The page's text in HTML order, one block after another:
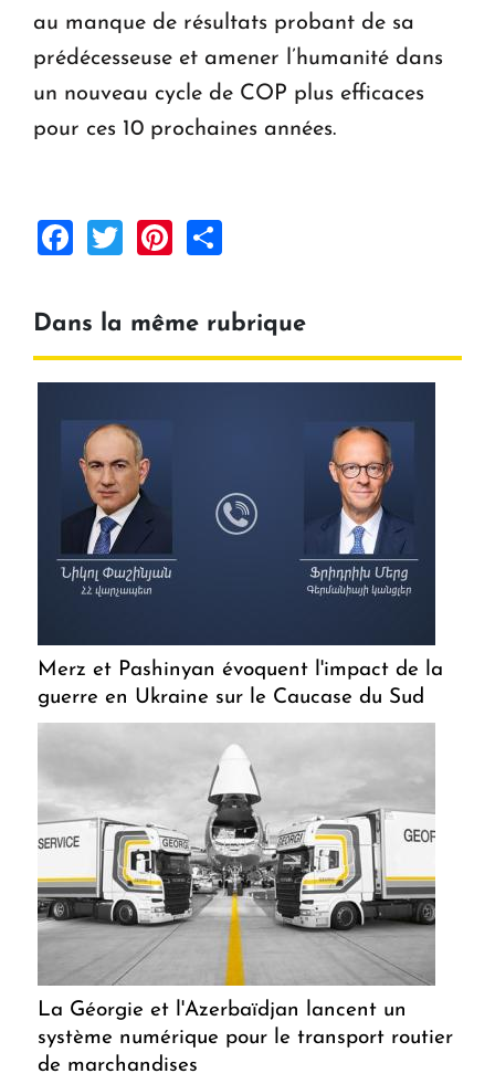
au manque de résultats probant de sa
prédécesseuse et amener l’humanité dans
un nouveau cycle de COP plus efficaces
pour ces 10 prochaines années.
Facebook
TwitterPinterest
Dans la même rubrique
Merz et Pashinyan évoquent l'impact de la
guerre en Ukraine sur le Caucase du Sud
La Géorgie et l'Azerbaïdjan lancent un
système numérique pour le transport routier
de marchandises